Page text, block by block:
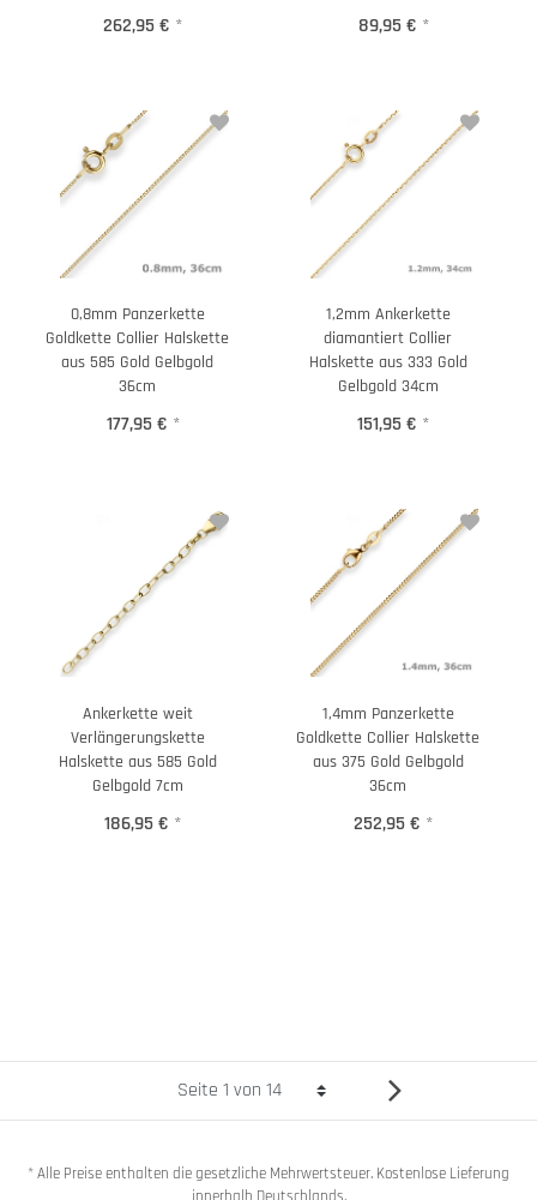
262,95 € * 89,95 € *
0,8mm Panzerkette
Goldkette Collier Halskette
aus 585 Gold Gelbgold
36cm
177,95 € *
1,2mm Ankerkette
diamantiert Collier
Halskette aus 333 Gold
Gelbgold 34cm
151,95 € *
Ankerkette weit
Verlängerungskette
Halskette aus 585 Gold
Gelbgold 7cm
186,95 € *
1,4mm Panzerkette
Goldkette Collier Halskette
aus 375 Gold Gelbgold
36cm
252,95 € *
* Alle Preise enthalten die gesetzliche Mehrwertsteuer. Kostenlose Lieferung
innerhalb Deutschlands.